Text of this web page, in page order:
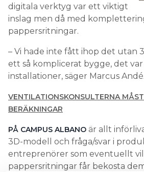
digitala verktyg var ett viktigt
inslag men då med
pappersritningar.
– Vi hade inte fått ihop det utan
ett så komplicerat bygge, det
installationer, säger Marcus Andé.
VENTILATIONSKONSULTERNA
BERÄKNINGAR
PÅ CAMPUS ALBANO är allt
3D-modell och fråga/svar i
entreprenörer som eventuellt
pappersritningar får bekosta